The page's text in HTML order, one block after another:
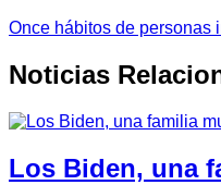
Once hábitos de personas
Noticias
Los Biden, una